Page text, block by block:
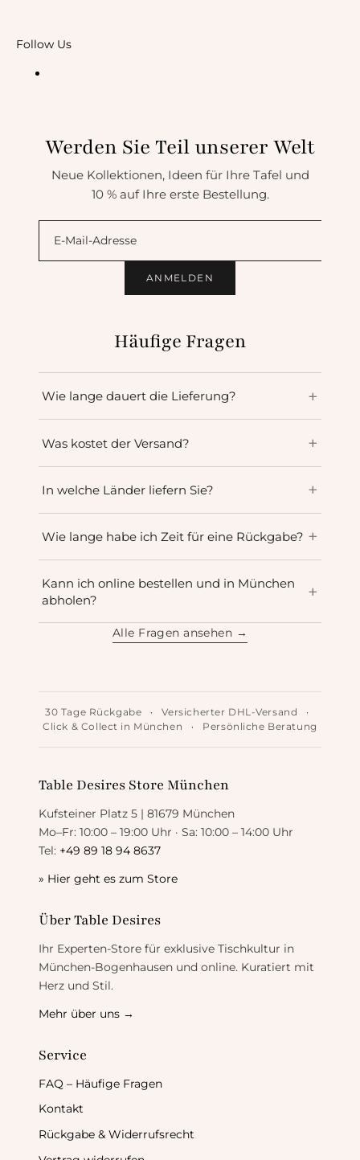
Follow Us
Werden Sie Teil unserer Welt
Neue Kollektionen, Ideen für Ihre Tafel und
10 % auf Ihre erste Bestellung.
ANMELDEN
Häufige Fragen
Wie lange dauert die Lieferung?
Was kostet der Versand?
In welche Länder liefern Sie?
Wie lange habe ich Zeit für eine Rückgabe?
Kann ich online bestellen und in München
abholen?
Alle Fragen ansehen →
30 Tage Rückgabe · Versicherter DHL-Versand
·
Click & Collect in München
· Persönliche Beratung
Table Desires Store München
Kufsteiner Platz 5 | 81679 München
Mo–Fr: 10:00 – 19:00 Uhr · Sa: 10:00 – 14:00 Uhr
Tel: +49 89 18 94 8637
» Hier geht es zum Store
Über Table Desires
Ihr Experten-Store für exklusive Tischkultur in
München-Bogenhausen und online. Kuratiert mit
Herz und Stil.
Mehr über uns →
Service
FAQ – Häufige Fragen
Kontakt
Rückgabe & Widerrufsrecht